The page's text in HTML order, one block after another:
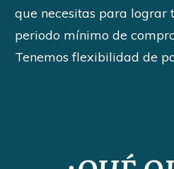
que necesitas para lograr
periodo mínimo de
Tenemos flexibilidad de